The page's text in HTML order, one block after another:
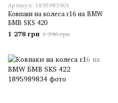
Артикул: 1895983901
Ковпаки на колеса r16 на BMW
БМВ SKS 420
1 278 грн 1 390 грн